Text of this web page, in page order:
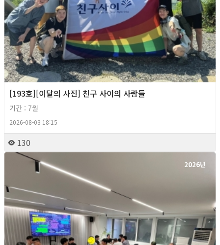
[193호][이달의 사진] 친구 사이의 사람들
기간 : 7월
2026-08-03 18:15
130
2026년